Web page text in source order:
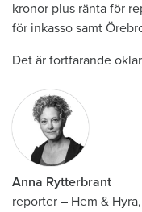
kronor plus ränta för
för inkasso samt
Det är fortfarande
Anna Rytterbrant
reporter – Hem &